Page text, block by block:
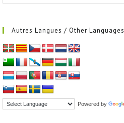
Autres Langues / Other Languages
Powered by